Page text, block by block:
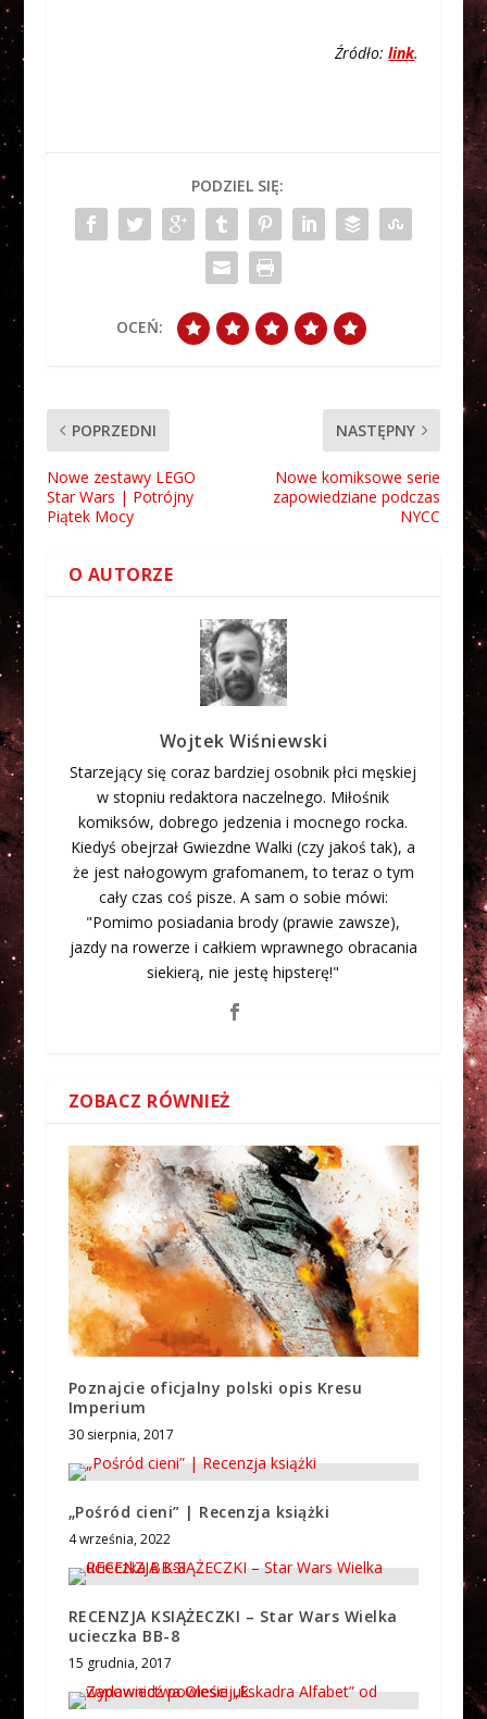
Źródło:link.
PODZIEL SIĘ:
OCEŃ:
POPRZEDNI
Nowe zestawy LEGO
Star Wars | Potrójny
Piątek Mocy
NASTĘPNY
Nowe komiksowe serie
zapowiedziane podczas
NYCC
O AUTORZE
Wojtek Wiśniewski
Starzejący się coraz bardziej osobnik płci męskiej
w stopniu redaktora naczelnego. Miłośnik
komiksów, dobrego jedzenia i mocnego rocka.
Kiedyś obejrzał Gwiezdne Walki (czy jakoś tak), a
że jest nałogowym grafomanem, to teraz o tym
cały czas coś pisze. A sam o sobie mówi:
"Pomimo posiadania brody (prawie zawsze),
jazdy na rowerze i całkiem wprawnego obracania
siekierą, nie jestę hipsterę!"
ZOBACZ RÓWNIEŻ
Poznajcie oficjalny polski opis Kresu
Imperium
30 sierpnia, 2017
„Pośród cieni” | Recenzja książki
4 września, 2022
RECENZJA KSIĄŻECZKI – Star Wars Wielka
ucieczka BB-8
15 grudnia, 2017